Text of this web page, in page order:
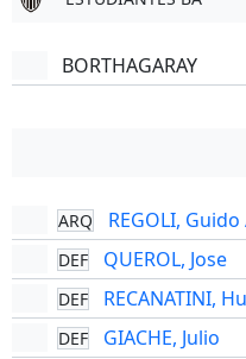
BORTHAGARAY
ARQ REGOLI,
DEF QUEROL, Jose
DEF RECANATINI,
DEF GIACHE, Julio